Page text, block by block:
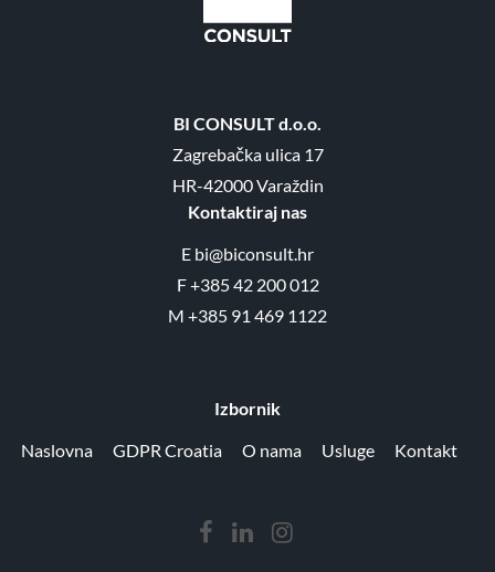
BI CONSULT d.o.o.
Zagrebačka ulica 17
HR-42000 Varaždin
Kontaktiraj nas
E bi@biconsult.hr
F+385 42 200 012
M +385 91 469 1122
Izbornik
Naslovna
GDPR Croatia O nama Usluge Kontakt